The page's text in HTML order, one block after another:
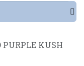
PURPLE KUSH